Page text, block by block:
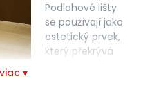
Podlahové lišty
se používají jako
estetický prvek,
který překrývá
▾